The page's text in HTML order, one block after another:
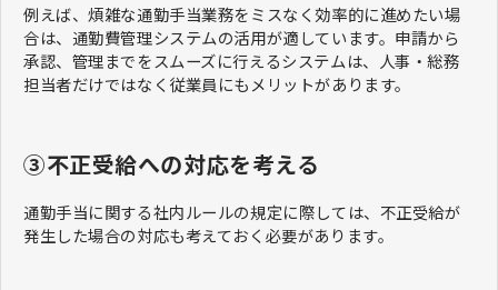
例えば、煩雑な通勤手当業務をミスなく効率的に進めたい場
合は、通勤費管理システムの活用が適しています。申請から
承認、管理までをスムーズに行えるシステムは、人事・総務
担当者だけではなく従業員にもメリットがあります。
③不正受給への対応を考える
通勤手当に関する社内ルールの規定に際しては、不正受給が
発生した場合の対応も考えておく必要があります。